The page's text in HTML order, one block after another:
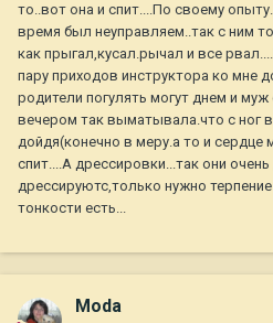
то..вот она и спит....По своему
время был неуправляем..так с ним
как прыгал,кусал.рычал и все
пару приходов инструктора ко мне
родители погулять могут днем и
вечером так выматывала.что с ног
дойдя(конечно в меру.а то и
спит....А дрессировки...так они
дрессируютс,только нужно
тонкости есть...
Moda